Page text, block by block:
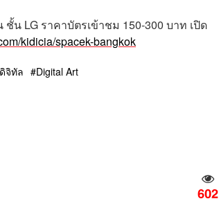
น LG ราคาบัตรเข้าชม 150-300 บาท เปิด
kidicia/spacek-bangkok
จิทัล Digital Art
602